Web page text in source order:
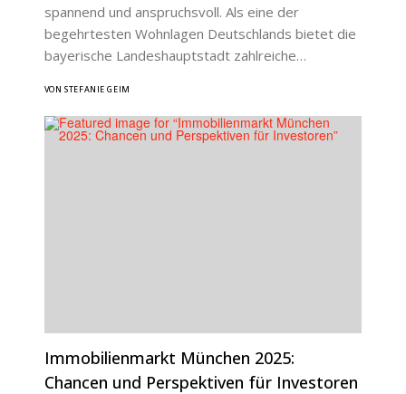
spannend und anspruchsvoll. Als eine der
begehrtesten Wohnlagen Deutschlands bietet die
bayerische Landeshauptstadt zahlreiche…
VON STEFANIE GEIM
Immobilienmarkt München 2025:
Chancen und Perspektiven für Investoren